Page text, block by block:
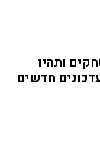
ותהיו
חדשים